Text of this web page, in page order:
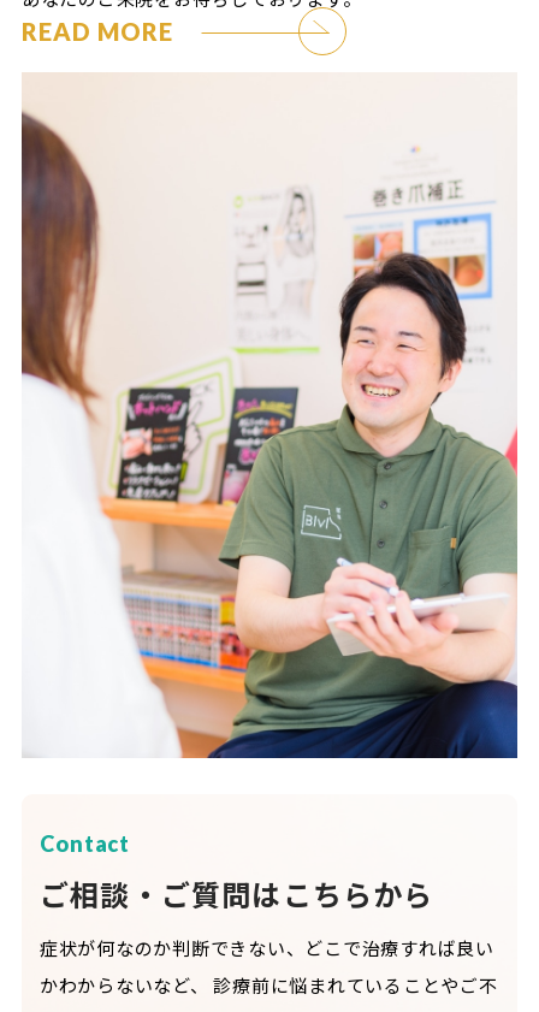
READ MORE
Contact
ご相談・ご質問はこちらから
症状が何なのか判断できない、どこで治療すれば良い
かわからないなど、
診療前に悩まれていることやご不